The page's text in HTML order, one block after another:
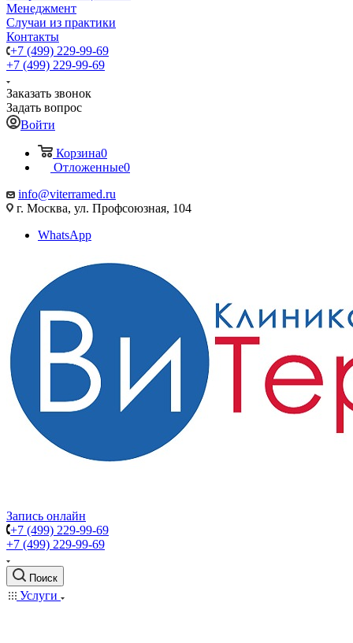
Менеджмент
Случаи из практики
Контакты
+7 (499) 229-99-69
+7 (499) 229-99-69
Заказать звонок
Задать вопрос
Войти
Корзина0
Отложенные0
info@viterramed.ru
г. Москва, ул. Профсоюзная, 104
WhatsApp
Запись онлайн
+7 (499) 229-99-69
+7 (499) 229-99-69
Поиск
Услуги